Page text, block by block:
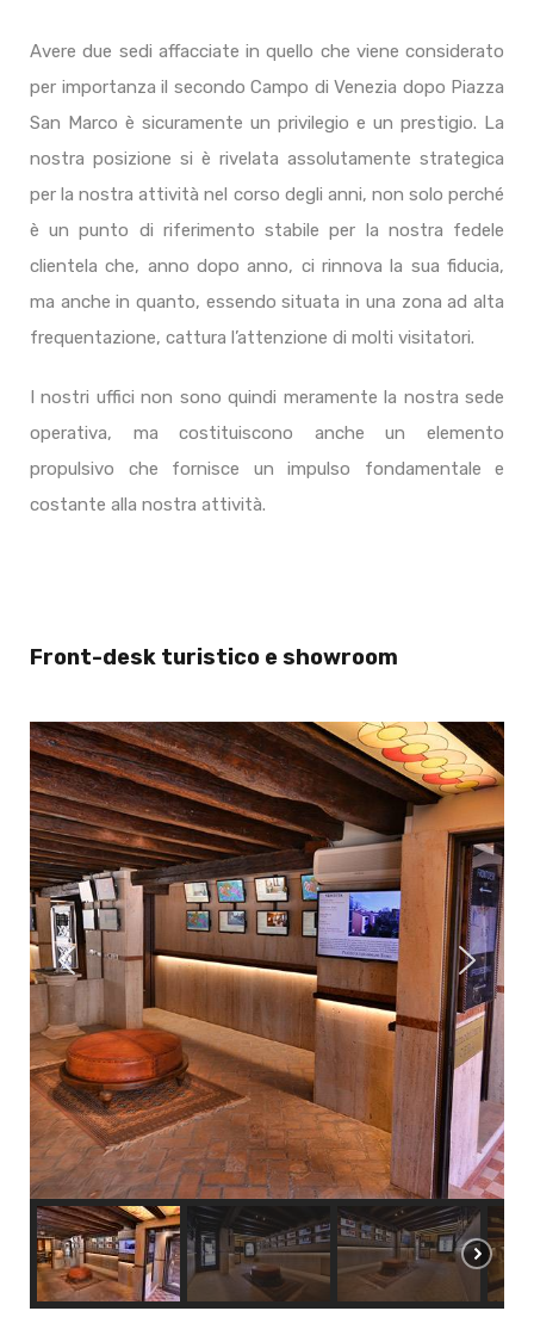
Avere due sedi affacciate in quello che viene considerato
per importanza il secondo Campo di Venezia dopo Piazza
San Marco è sicuramente un privilegio e un prestigio. La
nostra posizione si è rivelata assolutamente strategica
per la nostra attività nel corso degli anni, non solo perché
è un punto di riferimento stabile per la nostra fedele
clientela che, anno dopo anno, ci rinnova la sua fiducia,
ma anche in quanto, essendo situata in una zona ad alta
frequentazione, cattura l’attenzione di molti visitatori.
I nostri uffici non sono quindi meramente la nostra sede
operativa, ma costituiscono anche un elemento
propulsivo che fornisce un impulso fondamentale e
costante alla nostra attività.
Front-desk turistico e showroom